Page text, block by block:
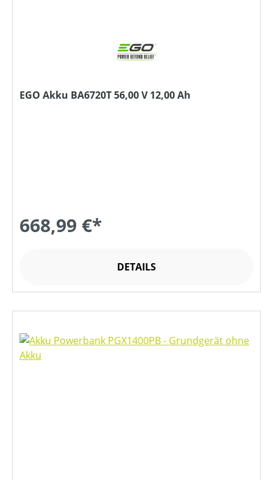
EGO Akku BA6720T 56,00 V 12,00 Ah
668,99 €*
DETAILS